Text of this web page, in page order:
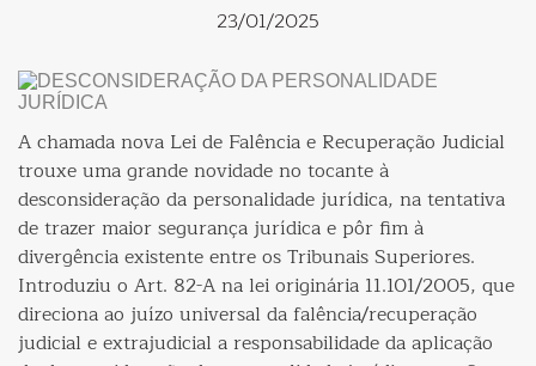
23/01/2025
A chamada nova Lei de Falência e Recuperação Judicial
trouxe uma grande novidade no tocante à
desconsideração da personalidade jurídica, na tentativa
de trazer maior segurança jurídica e pôr fim à
divergência existente entre os Tribunais Superiores.
Introduziu o Art. 82-A na lei originária 11.101/2005, que
direciona ao juízo universal da falência/recuperação
judicial e extrajudicial a responsabilidade da aplicação